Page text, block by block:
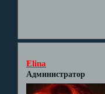
Elina
Администратор